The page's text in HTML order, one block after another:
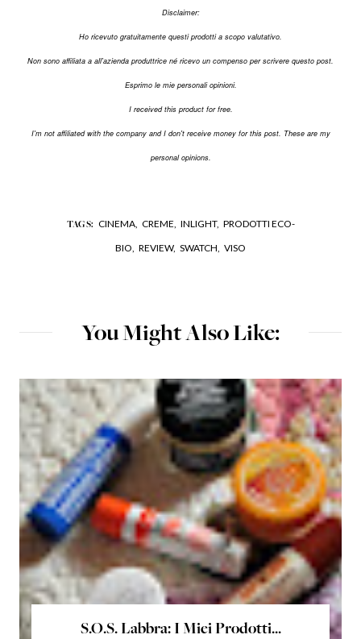
Disclaimer:
Ho ricevuto gratuitamente questi prodotti a scopo valutativo.
Non sono affiliata a all'azienda produttrice né ricevo un compenso per scrivere questo post.
Esprimo le mie personali opinioni.
I received this product for free.
I'm not affiliated with the company and I don't receive money for this post. These are my
personal opinions.
TAGS: CINEMA, CREME, INLIGHT, PRODOTTI ECO-
BIO, REVIEW, SWATCH, VISO
You Might Also Like:
S.O.S. Labbra: I Miei Prodotti...